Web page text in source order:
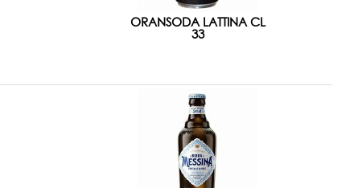
ORANSODA LATTINA CL
33